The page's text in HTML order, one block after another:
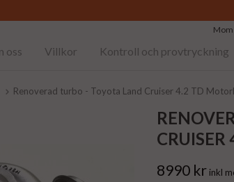
oss Villkor Kontroll och provtryckning
Renoverad turbo - Toyota Land Cruiser 4.2 TD
8990 kr inkl